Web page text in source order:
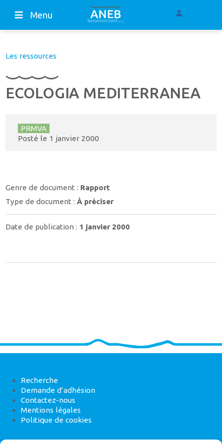
Menu
Les ressources
ECOLOGIA MEDITERRANEA
PRMVA
Posté le 1 janvier 2000
Genre de document : Rapport
Type de document :À préciser
Date de publication : 1 janvier 2000
Recherche
Demande d’adhésion
Contactez-nous
Mentions légales
Politique de cookies